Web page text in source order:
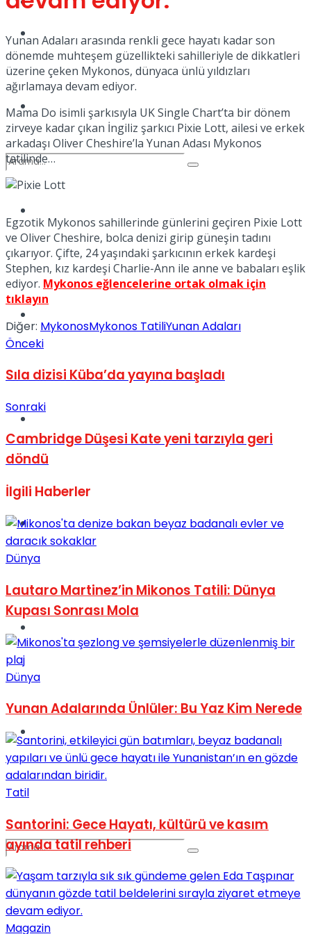
Dünya
Tatil
Podcast
No Result
View All Result
Yunan Adaları arasında renkli gece hayatı kadar son
dönemde muhteşem güzellikteki sahilleriyle de dikkatleri
üzerine çeken Mykonos, dünyaca ünlü yıldızları
ağırlamaya devam ediyor.
Mama Do isimli şarkısıyla UK Single Chart’ta bir dönem
zirveye kadar çıkan İngiliz şarkıcı Pixie Lott, ailesi ve erkek
arkadaşı Oliver Cheshire’la Yunan Adası Mykonos
tatilinde…
Egzotik Mykonos sahillerinde günlerini geçiren Pixie Lott
ve Oliver Cheshire, bolca denizi girip güneşin tadını
çıkarıyor. Çifte, 24 yaşındaki şarkıcının erkek kardeşi
Stephen, kız kardeşi Charlie-Ann ile anne ve babaları eşlik
ediyor. Mykonos eğlencelerine ortak olmak için
tıklayın
Diğer: MykonosMykonos TatiliYunan Adaları
Önceki
Sıla dizisi Küba’da yayına başladı
Sonraki
Cambridge Düşesi Kate yeni tarzıyla geri
döndü
İlgili Haberler
Dünya
Lautaro Martinez’in Mikonos Tatili: Dünya
Kupası Sonrası Mola
Dünya
Yunan Adalarında Ünlüler: Bu Yaz Kim Nerede
Tatil
Santorini: Gece Hayatı, kültürü ve kasım
ayında tatil rehberi
Magazin